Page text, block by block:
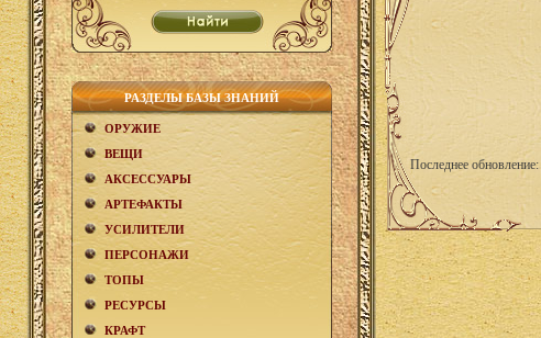
РАЗДЕЛЫ БАЗЫ ЗНАНИЙ
ОРУЖИЕ
ВЕЩИ
АКCЕСCУАРЫ
АРТЕФАКТЫ
УСИЛИТЕЛИ
ПЕРСОНАЖИ
ТОПЫ
РЕСУРСЫ
КРАФТ
Последнее обновление: